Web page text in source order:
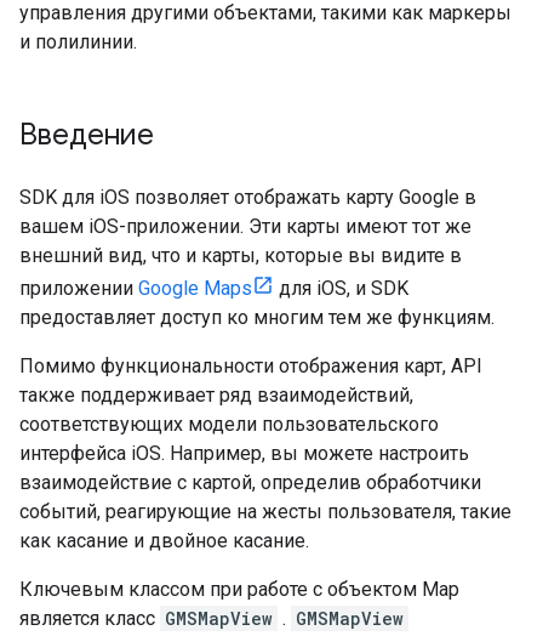
управления другими объектами, такими как маркеры
и полилинии.
Введение
SDK для iOS позволяет отображать карту Google в
вашем iOS-приложении. Эти карты имеют тот же
внешний вид, что и карты, которые вы видите в
приложении Google Maps
для iOS, и SDK
предоставляет доступ ко многим тем же функциям.
Помимо функциональности отображения карт, API
также поддерживает ряд взаимодействий,
соответствующих модели пользовательского
интерфейса iOS. Например, вы можете настроить
взаимодействие с картой, определив обработчики
событий, реагирующие на жесты пользователя, такие
как касание и двойное касание.
Ключевым классом при работе с объектом Map
является класс GMSMapView . GMSMapView